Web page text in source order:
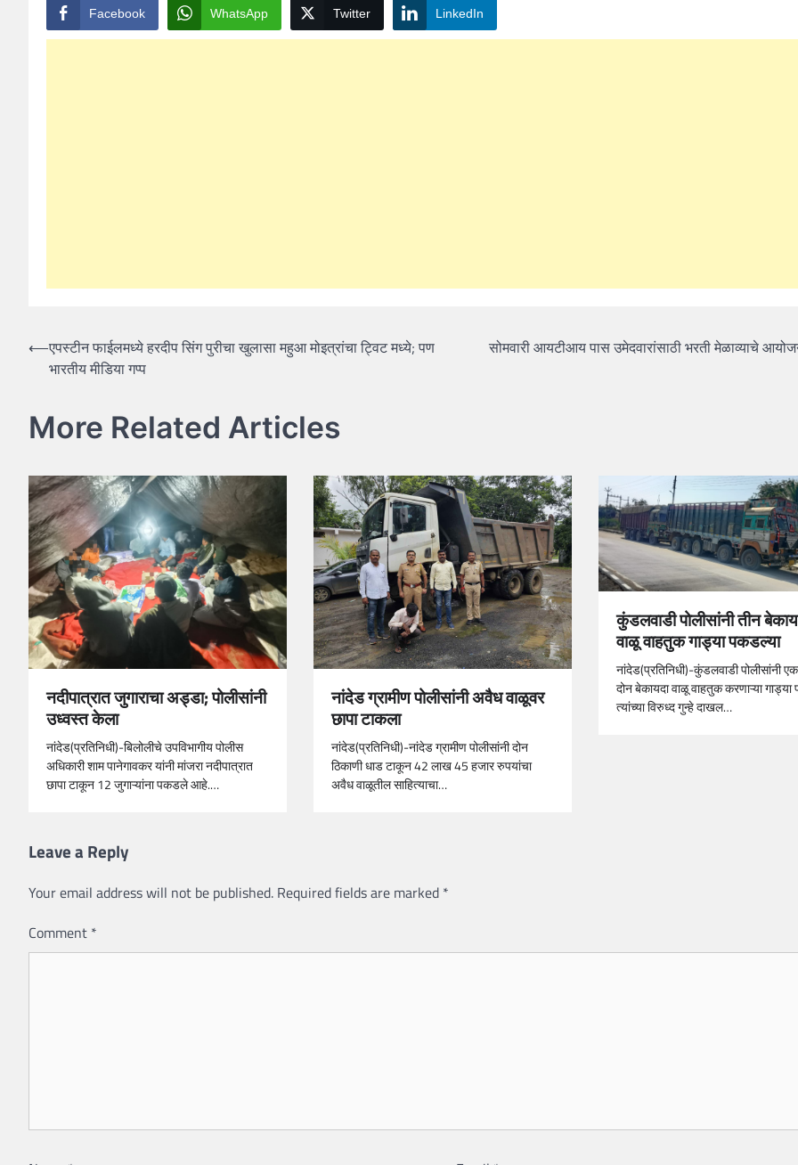
Facebook WhatsApp Twitter LinkedIn
Post
navigation
⟵एपस्टीन फाईलमध्ये हरदीप सिंग पुरीचा खुलासा महुआ मोइत्रांचा ट्विट मध्ये; पण
भारतीय मीडिया गप्प
सोमवारी आयटीआय पास उमेदवारांसाठी भरती मेळाव्याचे
More Related Articles
नदीपात्रात जुगाराचा अड्डा; पोलीसांनी
उध्वस्त केला
नांदेड(प्रतिनिधी)-बिलोलीचे उपविभागीय पोलीस
अधिकारी शाम पानेगावकर यांनी मांजरा नदीपात्रात
छापा टाकून 12 जुगाऱ्यांना पकडले आहे.…
नांदेड ग्रामीण पोलीसांनी अवैध वाळूवर
छापा टाकला
नांदेड(प्रतिनिधी)-नांदेड ग्रामीण पोलीसांनी दोन
ठिकाणी धाड टाकून 42 लाख 45 हजार रुपयांचा
अवैध वाळूतील साहित्याचा…
कुंडलवाडी पोलीसांनी तीन
वाळू वाहतुक गाड्या पकडल्या
नांदेड(प्रतिनिधी)-कुंडलवाडी पोलीसांनी
दोन बेकायदा वाळू वाहतुक करणाऱ्या
त्यांच्या विरुध्द गुन्हे दाखल…
Leave a Reply
Your email address will not be published. Required fields are marked *
Comment *